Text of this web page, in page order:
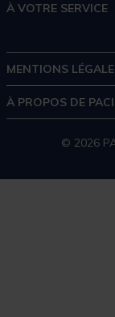
À VOTRE SERVICE
MENTIONS
À PROPOS DE
© 2026